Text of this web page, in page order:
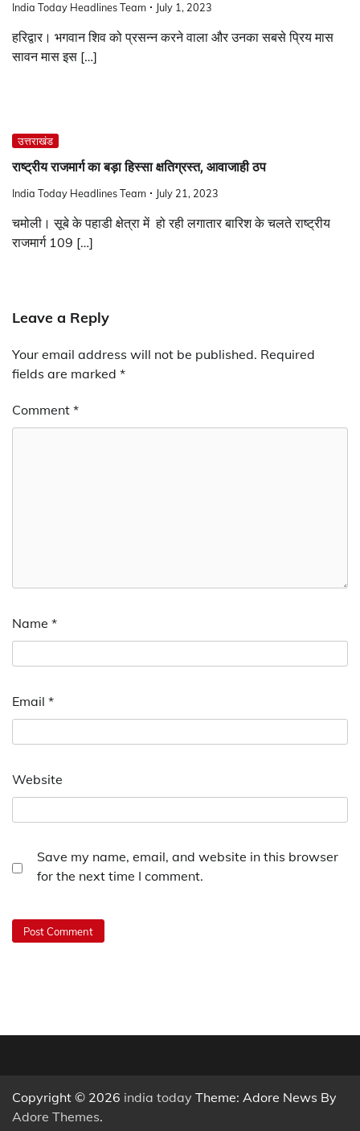
India Today Headlines Team July 1, 2023
हरिद्वार। भगवान शिव को प्रसन्न करने वाला और उनका सबसे प्रिय मास
सावन मास इस […]
उत्तराखंड
राष्ट्रीय राजमार्ग का बड़ा हिस्सा क्षतिग्रस्त, आवाजाही ठप
India Today Headlines Team July 21, 2023
चमोली। सूबे के पहाडी क्षेत्रा में हो रही लगातार बारिश के चलते राष्ट्रीय
राजमार्ग 109 […]
Leave a Reply
Your email address will not be published. Required
fields are marked *
Comment *
Name *
Email *
Website
Save my name, email, and website in this browser
for the next time I comment.
Copyright © 2026 india today Theme: Adore News By
Adore Themes.